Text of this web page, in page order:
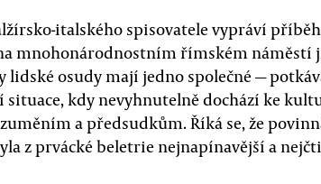
italského spisovatele vypráví
mnohonárodnostním římském náměstí
lidské osudy mají jedno společné —
situace, kdy nevyhnutelně dochází ke
a předsudkům. Říká se, že
z prvácké beletrie nejnapínavější a